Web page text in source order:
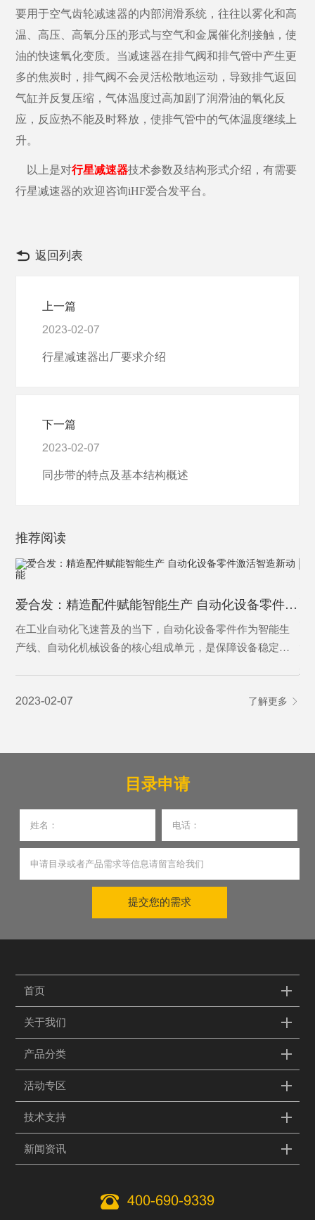
要用于空气齿轮减速器的内部润滑系统，往往以雾化和高
温、高压、高氧分压的形式与空气和金属催化剂接触，使
油的快速氧化变质。当减速器在排气阀和排气管中产生更
多的焦炭时，排气阀不会灵活松散地运动，导致排气返回
气缸并反复压缩，气体温度过高加剧了润滑油的氧化反
应，反应热不能及时释放，使排气管中的气体温度继续上
升。
以上是对行星减速器技术参数及结构形式介绍，有需要
行星减速器的欢迎咨询iHF爱合发平台。
返回列表
上一篇
2023-02-07
行星减速器出厂要求介绍
下一篇
2023-02-07
同步带的特点及基本结构概述
推荐阅读
爱合发：精造配件赋能智能生产 自动化设备零件激活智造新动能
在工业自动化飞速普及的当下，自动化设备零件作为智能生
产线、自动化机械设备的核心组成单元，是保障设备稳定运
成自动化输送、加工、分拣、检测等核心工序，是制造业从
2023-02-07 了解更多
目录申请
提交您的需求
首页
关于我们
产品分类
活动专区
技术支持
新闻资讯
400-690-9339